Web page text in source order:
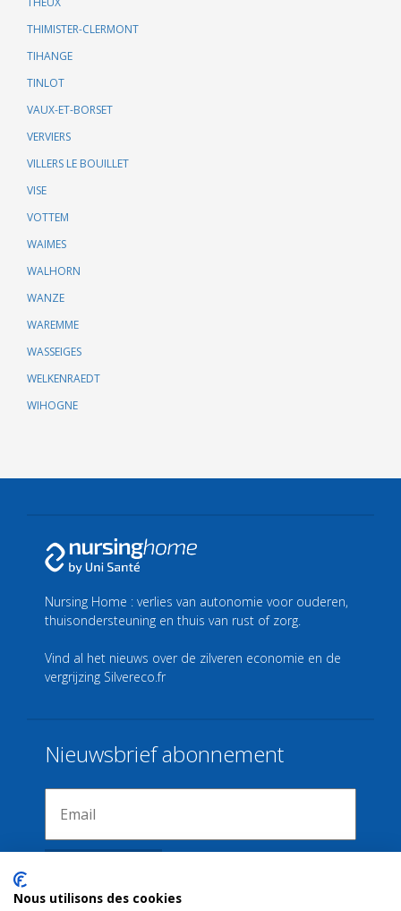
THIMISTER-CLERMONT
TIHANGE
TINLOT
VAUX-ET-BORSET
VERVIERS
VILLERS LE BOUILLET
VISE
VOTTEM
WAIMES
WALHORN
WANZE
WAREMME
WASSEIGES
WELKENRAEDT
WIHOGNE
Nous utilisons des cookies
Nursing Home : verlies van autonomie voor ouderen,
thuisondersteuning en thuis van rust of zorg.
Vind al het nieuws over de zilveren economie en de
vergrijzing Silvereco.fr
Nieuwsbrief abonnement